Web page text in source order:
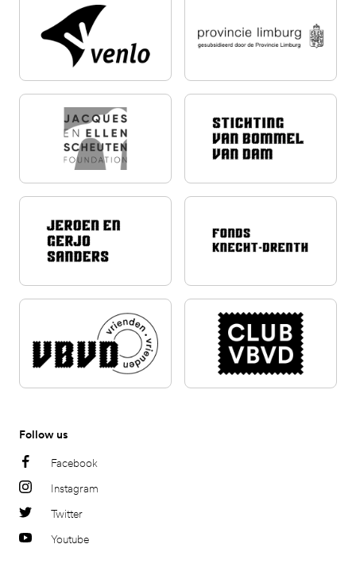
Follow us
Facebook
Instagram
Twitter
Youtube